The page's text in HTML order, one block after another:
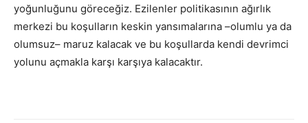
yoğunluğunu göreceğiz. Ezilenler politikasının ağırlık
merkezi bu koşulların keskin yansımalarına –olumlu ya da
olumsuz– maruz kalacak ve bu koşullarda kendi devrimci
yolunu açmakla karşı karşıya kalacaktır.